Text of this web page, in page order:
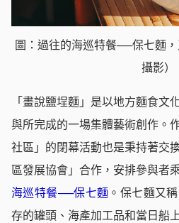
圖：過往的海巡特餐──保七麵
攝影）
「畫說鹽埕麵」是以地方麵食文
與所完成的一場集體藝術創作。
社區」的閉幕活動也是秉持著交
區發展協會」合作，安排參與者
海巡特餐──保七麵 。保七麵又
存的罐頭、海產加工品和當日船